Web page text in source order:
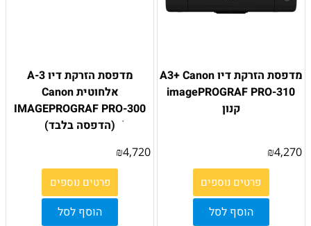
מדפסת הזרקת דיו A3+ Canon
imagePROGRAF PRO-310
קנון
₪4,270
פרטים נוספים
הוסף לסל
מדפסת הזרקת דיו 3-A
אלחוטית Canon
IMAGEPROGRAF PRO-300
ׁ(הדפסה בלבד)
₪4,720
פרטים נוספים
הוסף לסל